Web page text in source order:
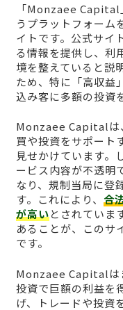
「Monzaee Capital
うプラットフォーム
イトです。公式サイ
る情報を提供し、利
境を整えていると説
ため、特に「高収益
込み客に多額の投資
Monzaee Capitalは
買や投資をサポート
見せかけています。
ービス内容が不透明
なり、規制当局に登
す。これにより、 合
が高いとされていま
あることが、このサ
です。
Monzaee Capitalは
投資で巨額の利益を
げ、トレードや投資